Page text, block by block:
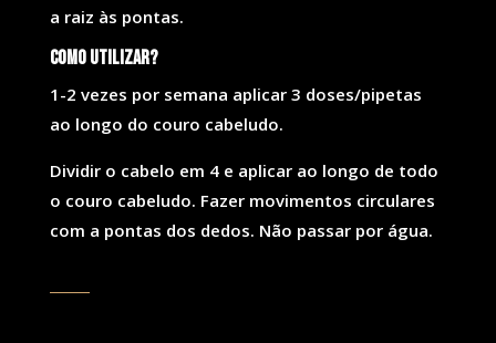
a raiz às pontas.
Como utilizar?
1-2 vezes por semana aplicar 3 doses/pipetas
ao longo do couro cabeludo.
Dividir o cabelo em 4 e aplicar ao longo de todo
o couro cabeludo. Fazer movimentos circulares
com a pontas dos dedos. Não passar por água.